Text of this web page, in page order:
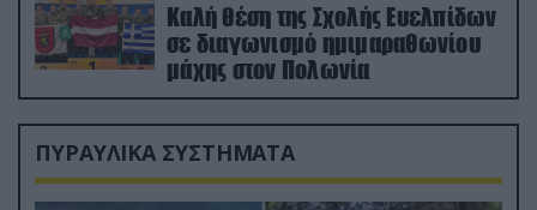
Καλή θέση της Σχολής Ευελπίδων
σε διαγωνισμό ημιμαραθωνίου
μάχης στον Πολωνία
ΠΥΡΑΥΛΙΚΑ ΣΥΣΤΗΜΑΤΑ